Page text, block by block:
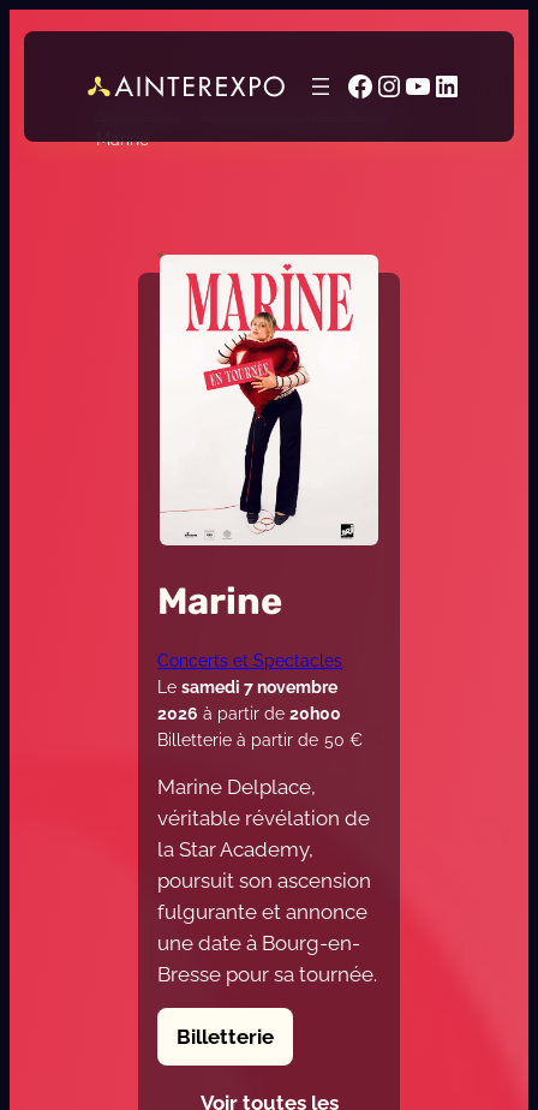
Facebook
Instagram
YouTube
Marine
Marine
Concerts et Spectacles
Lesamedi 7 novembre
2026 à partir de 20h00
Billetterie à partir de 50 €
Marine Delplace,
véritable révélation de
la Star Academy,
poursuit son ascension
fulgurante et annonce
une date à Bourg-en-
Bresse pour sa tournée.
Billetterie
Voir toutes les